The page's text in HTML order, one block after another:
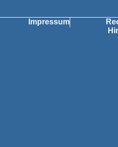
Impressum